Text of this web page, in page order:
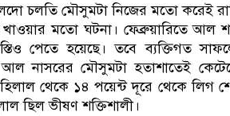
চলতি মৌসুমটা নিজের মতো করেই
মতো ঘটনা। ফেব্রুয়ারিতে আল
পেতে হয়েছে। তবে ব্যক্তিগত
আল নাসরের মৌসুমটা হতাশাতেই
থেকে ১৪ পয়েন্ট দূরে থেকে লিগ
ছিল ভীষণ শক্তিশালী।